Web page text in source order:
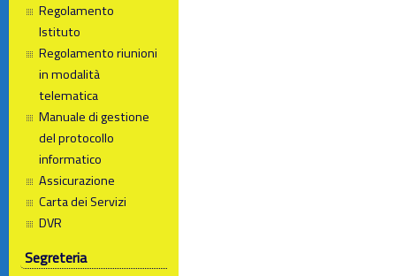
Regolamento
Istituto
Regolamento riunioni
in modalità
telematica
Manuale di gestione
del protocollo
informatico
Assicurazione
Carta dei Servizi
DVR
Segreteria